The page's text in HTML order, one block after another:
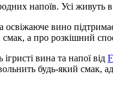
напоїв. Усі живуть
освіжаюче вино
а про розкішний
вина та напої від
будь-який смак,